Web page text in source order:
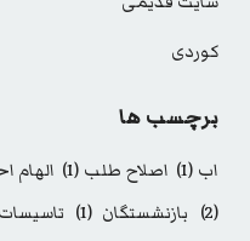
کوردی
برچسب ها
اب (1) اصلاح طلب (1) الهام
(2)
بازنشستگان (1)